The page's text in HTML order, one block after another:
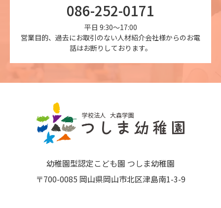
086-252-0171
平日 9:30～17:00
営業目的、過去にお取引のない人材紹介会社様からのお電
話はお断りしております。
幼稚園型認定こども園 つしま幼稚園
〒700-0085 岡山県岡山市北区津島南1-3-9